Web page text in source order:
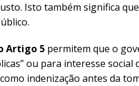
Isto também significa
Artigo 5 permitem que o
ou para interesse
indenização antes da